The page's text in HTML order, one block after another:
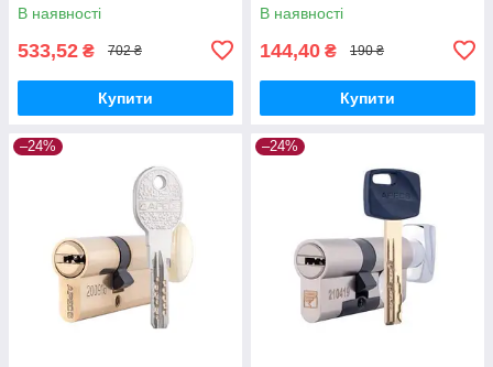
В наявності
533,52 ₴ 702 ₴
Купити
В наявності
144,40 ₴ 190 ₴
Купити
–24% –24%